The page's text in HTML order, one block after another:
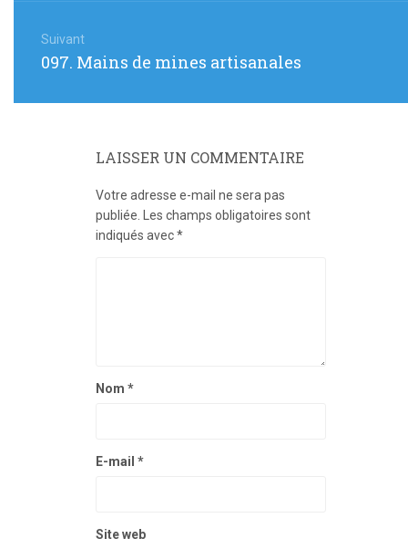
Suivant
Article
097. Mains de mines artisanales
LAISSER UN COMMENTAIRE
Votre adresse e-mail ne sera pas
publiée.
Les champs obligatoires sont
indiqués avec*
Nom *
E-mail *
Site web